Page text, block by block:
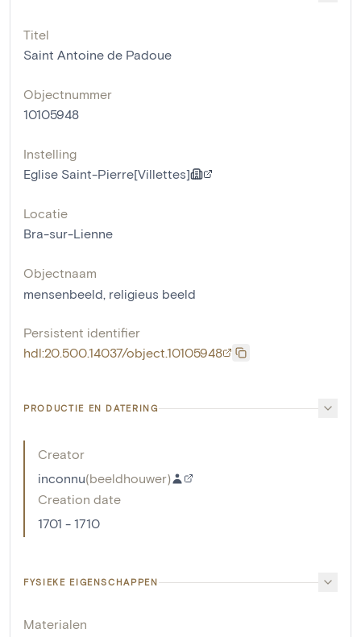
Titel
Saint Antoine de Padoue
Objectnummer
10105948
Instelling
Eglise Saint-Pierre[Villettes]
Locatie
Bra-sur-Lienne
Objectnaam
mensenbeeld, religieus beeld
Persistent identifier
hdl:20.500.14037/object.10105948
PRODUCTIE EN DATERING
Creator
inconnu(beeldhouwer)
Creation date
1701 - 1710
FYSIEKE EIGENSCHAPPEN
Materialen